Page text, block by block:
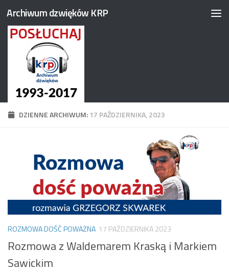
Przejdź do treści
Archiwum dzwięków KRP
DZIENNE ARCHIWUM:17 PAŹDZIERNIKA, 2023
ROZMOWA DOŚĆ POWAŻNA 17 PAŹDZIERNIKA 2023
Rozmowa z Waldemarem Kraską i Markiem
Sawickim